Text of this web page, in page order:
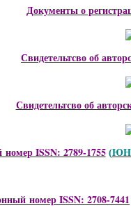
Документы о
Свидетельтсво об
Свидетельтсво об
ISSN: 2789-1755 (
номер ISSN: 2708-7441